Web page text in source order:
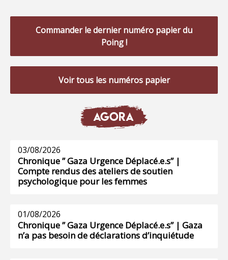
Commander le dernier numéro papier du
Poing !
Voir tous les numéros papier
AGORA
03/08/2026
Chronique ” Gaza Urgence Déplacé.e.s” |
Compte rendus des ateliers de soutien
psychologique pour les femmes
01/08/2026
Chronique ” Gaza Urgence Déplacé.e.s” | Gaza
n’a pas besoin de déclarations d’inquiétude